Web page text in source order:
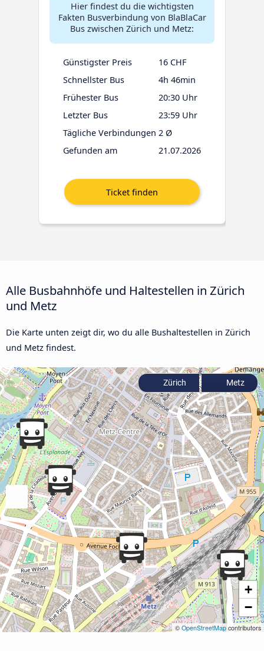
Hier findest du die wichtigsten
Fakten Busverbindung von BlaBlaCar
Bus zwischen Zürich und Metz:
Günstigster Preis
16 CHF
Schnellster Bus
4h 46min
Frühester Bus
20:30 Uhr
Letzter Bus
23:59 Uhr
Tägliche Verbindungen 2 Ø
Gefunden am
21.07.2026
Alle Busbahnhöfe und Haltestellen in Zürich
und Metz
Die Karte unten zeigt dir, wo du alle Bushaltestellen in Zürich
und Metz findest.
+
−
© OpenStreetMapcontributors
Zürich Metz